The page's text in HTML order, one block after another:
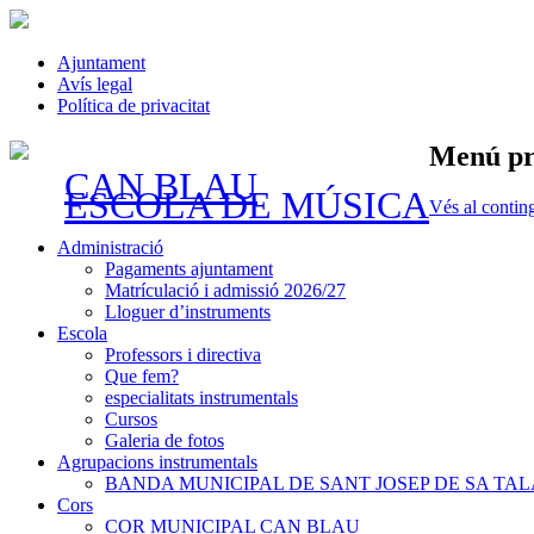
Ajuntament
Avís legal
Política de privacitat
CAN BLAU
ESCOLA DE MÚSICA
Menú
Vés al
Administració
Pagaments ajuntament
Matrículació i admissió 2026/27
Lloguer d’instruments
Escola
Professors i directiva
Que fem?
especialitats instrumentals
Cursos
Galeria de fotos
Agrupacions instrumentals
BANDA MUNICIPAL DE SANT JOSEP DE SA
Cors
COR MUNICIPAL CAN BLAU